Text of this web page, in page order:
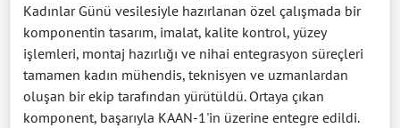
Kadınlar Günü vesilesiyle hazırlanan özel çalışmada bir
komponentin tasarım, imalat, kalite kontrol, yüzey
işlemleri, montaj hazırlığı ve nihai entegrasyon süreçleri
tamamen kadın mühendis, teknisyen ve uzmanlardan
oluşan bir ekip tarafından yürütüldü. Ortaya çıkan
komponent, başarıyla KAAN-1'in üzerine entegre edildi.